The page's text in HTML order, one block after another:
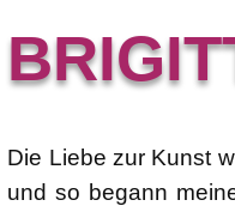
Die Liebe zur Kunst
und so begann